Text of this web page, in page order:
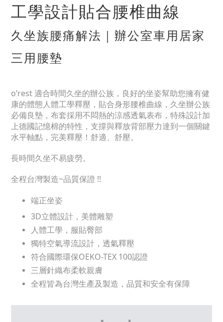
工學設計貼合腰椎曲線
久坐族腰痛解法｜辦公室車用居家
三用腰墊
o’rest 適合時間久坐的辦公族，良好的坐姿幫助您擁有健
康的體態人體工學釋壓，貼合身形腰椎曲線，久坐辦公族
必備良墊，布套採用不悶熱的涼感透氣表布，特殊設計加
上德國記憶棉的特性，支撐與釋放背部壓力達到一個關鍵
水平軸點，完美釋壓！舒適、舒壓。
長時間久坐不易疲勞。
全程台灣製造~品質保證 !!
端正坐姿
3D立體設計，美體雕塑
人體工學，服貼臀部
獨特空氣導流設計，透氣釋壓
符合國際環保OEKO-TEX 100認證
三層針織布柔軟親膚
全程皆為台灣生產及製造，品質和安全有保障